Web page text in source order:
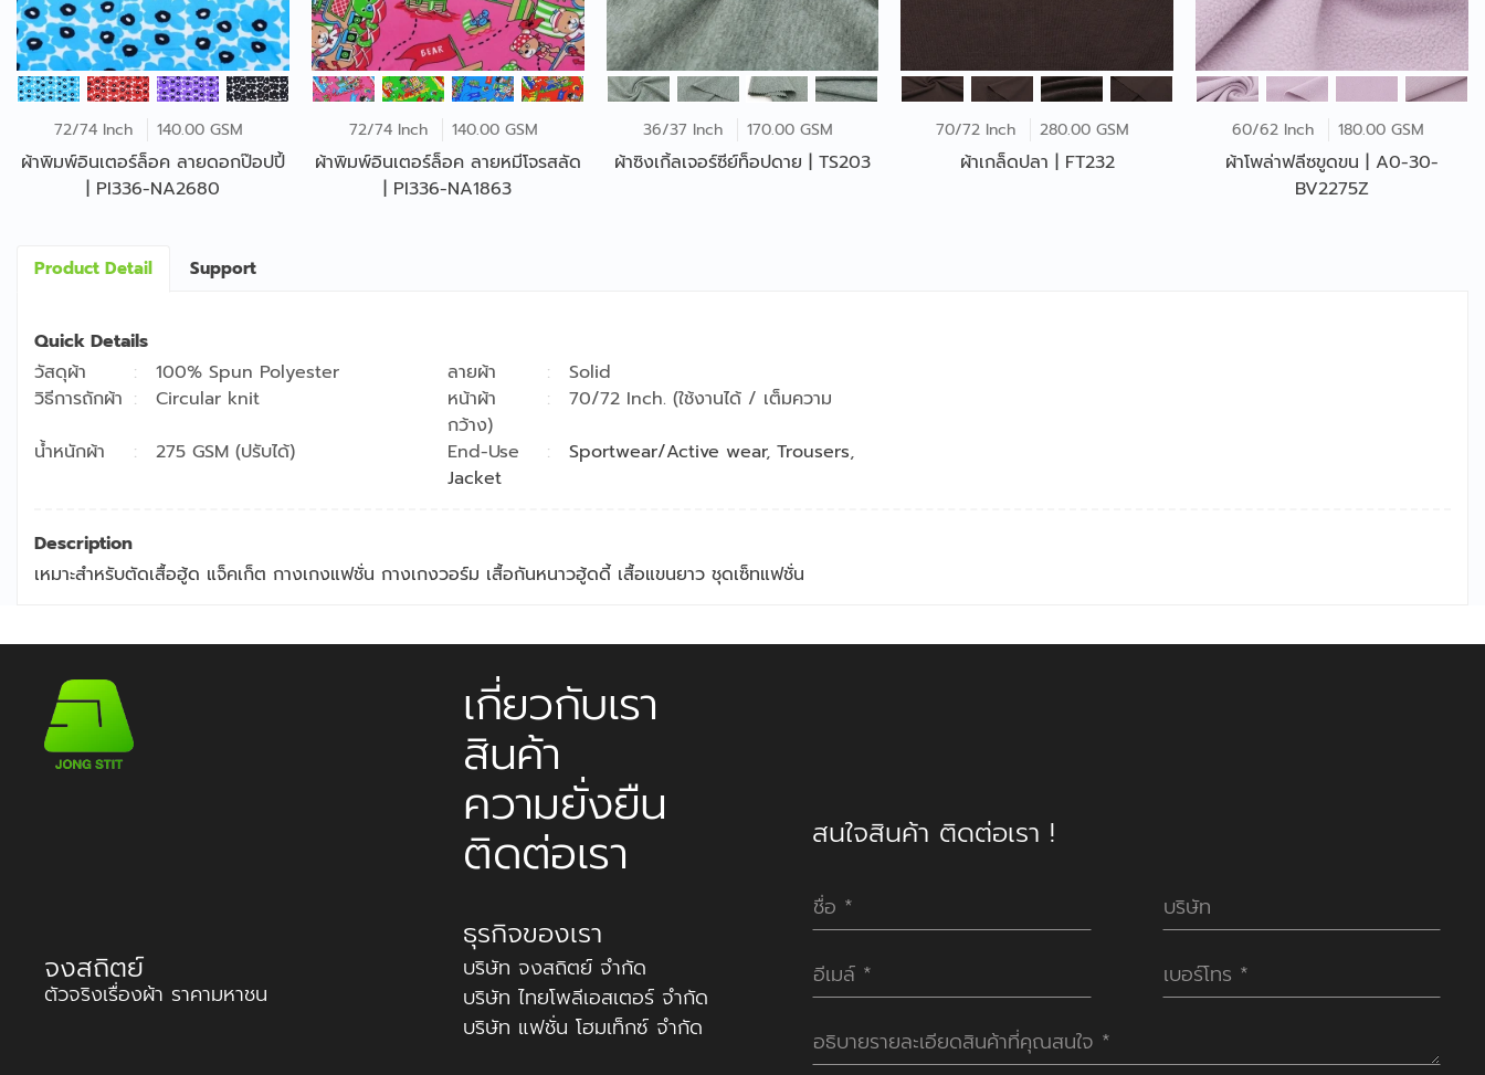
72/74 Inch 140.00 GSM
ผ้าพิมพ์อินเตอร์ล็อค ลายดอกป๊อปปี้
| PI336-NA2680
72/74 Inch 140.00 GSM
ผ้าพิมพ์อินเตอร์ล็อค ลายหมีโจรสลัด
| PI336-NA1863
36/37 Inch 170.00 GSM
ผ้าซิงเกิ้ลเจอร์ซีย์ท็อปดาย | TS203
70/72 Inch 280.00 GSM
ผ้าเกล็ดปลา | FT232
60/62 Inch 180.00 GSM
ผ้าโพล่าฟลีซขูดขน | A0-30-
BV2275Z
Product Detail Support
Quick Details
วัสดุผ้า
100% Spun Polyester ลายผ้า
Solid
วิธีการถักผ้า
Circular knit หน้าผ้า
70/72 Inch. (ใช้งานได้ / เต็มความ
กว้าง)
น้ำหนักผ้า
275 GSM (ปรับได้) End-Use Sportwear/Active wear, Trousers,
Jacket
Description
เหมาะสำหรับตัดเสื้อฮู้ด แจ็คเก็ต กางเกงแฟชั่น กางเกงวอร์ม เสื้อกันหนาวฮู้ดดี้ เสื้อแขนยาว ชุดเซ็ทแฟชั่น
จงสถิตย์
ตัวจริงเรื่องผ้า ราคามหาชน
เกี่ยวกับเรา
สินค้า
ความยั่งยืน
ติดต่อเรา
ธุรกิจของเรา
บริษัท จงสถิตย์ จำกัด
บริษัท ไทยโพลีเอสเตอร์ จำกัด
บริษัท แฟชั่น โฮมเท็กซ์ จำกัด
สนใจสินค้า ติดต่อเรา !